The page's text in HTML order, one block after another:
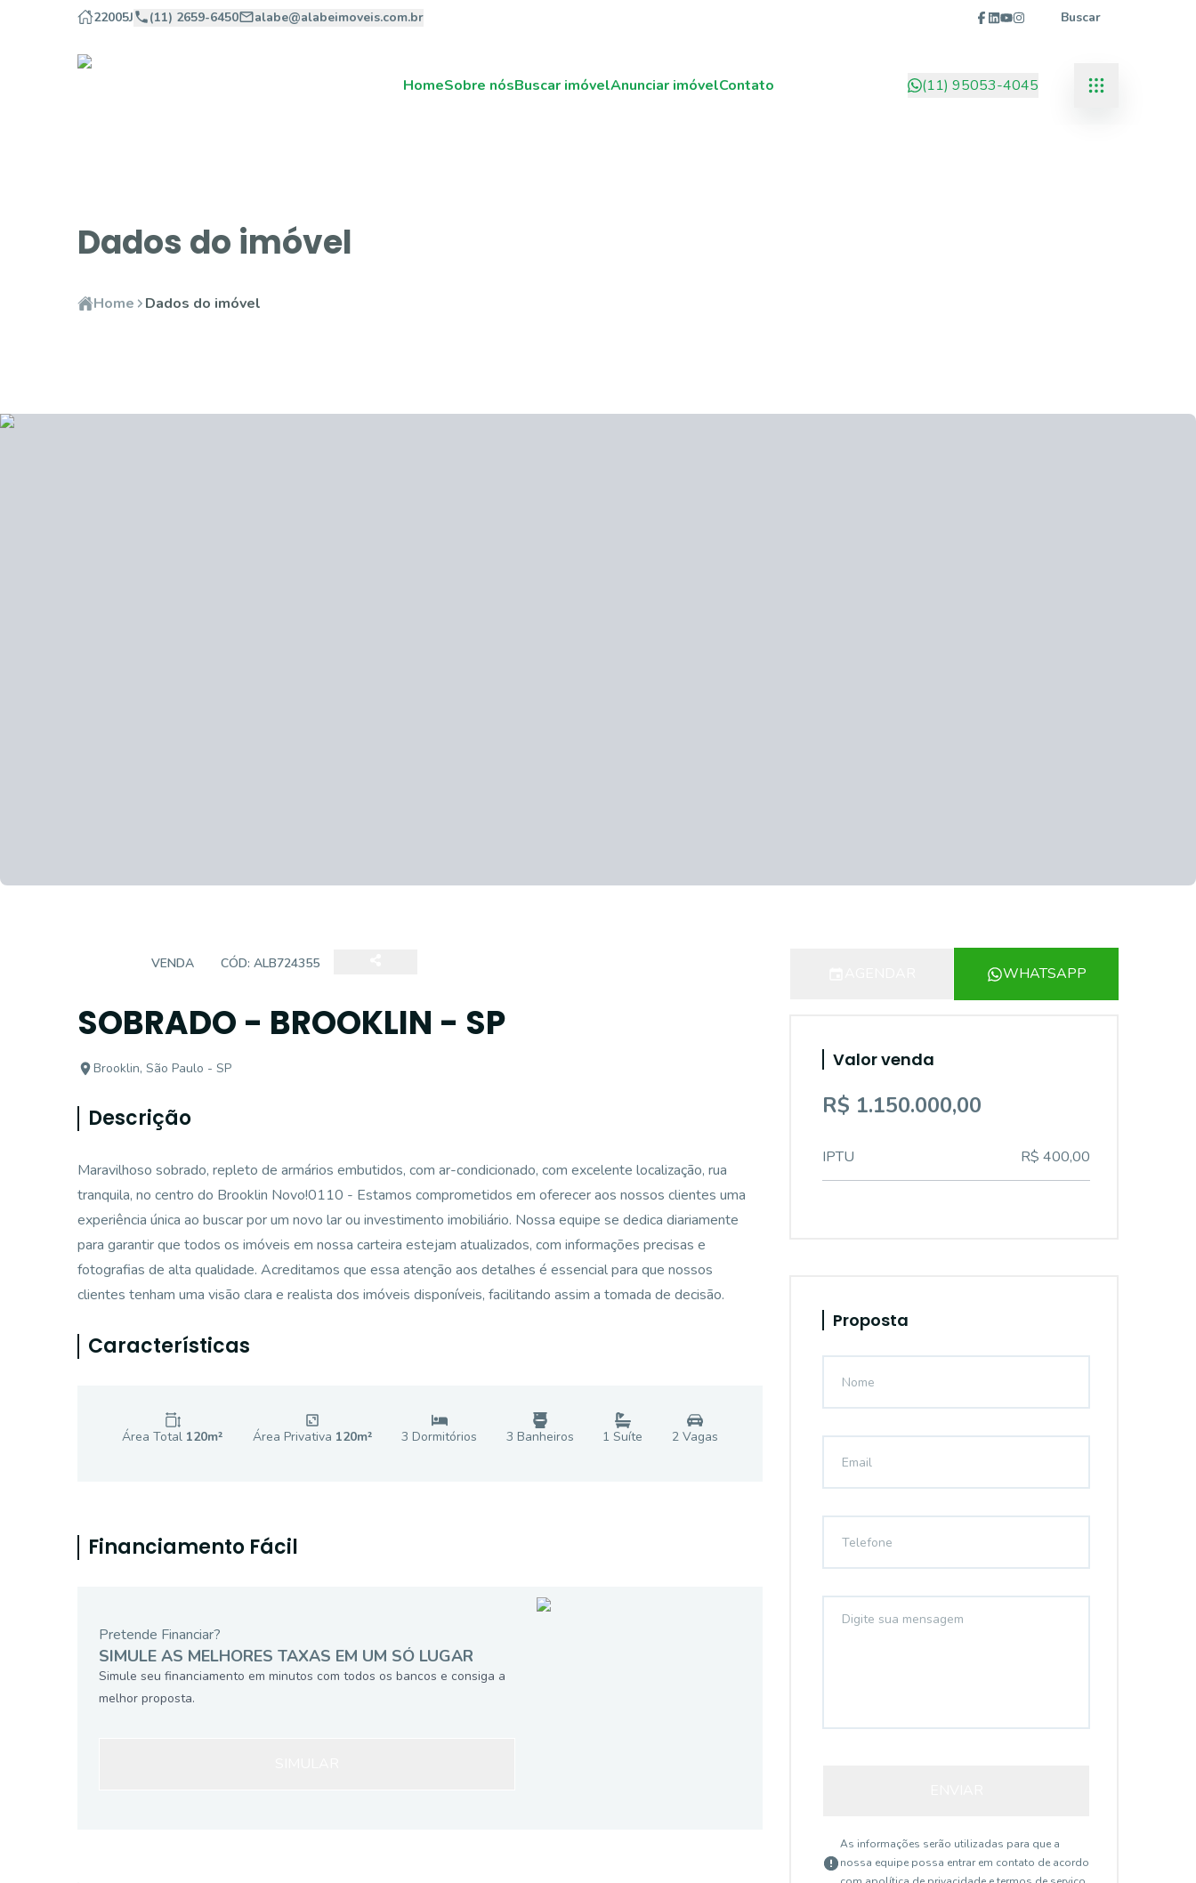
22005J (11) 2659-6450 alabe@alabeimoveis.com.br Buscar
HomeSobre nósBuscar imóvelAnunciar imóvelContato (11) 95053-4045
Dados do imóvel
Home Dados do imóvel
VENDA CÓD: ALB724355
SOBRADO - BROOKLIN - SP
Brooklin, São Paulo - SP
Descrição
Maravilhoso sobrado, repleto de armários embutidos, com ar-condicionado, com excelente localização, rua
tranquila, no centro do Brooklin Novo!0110 - Estamos comprometidos em oferecer aos nossos clientes uma
experiência única ao buscar por um novo lar ou investimento imobiliário. Nossa equipe se dedica diariamente
para garantir que todos os imóveis em nossa carteira estejam atualizados, com informações precisas e
fotografias de alta qualidade. Acreditamos que essa atenção aos detalhes é essencial para que nossos
clientes tenham uma visão clara e realista dos imóveis disponíveis, facilitando assim a tomada de decisão.
Características
Área Total 120m² Área Privativa 120m² 3 Dormitórios 3 Banheiros 1 Suíte 2Vagas
Financiamento Fácil
Pretende Financiar?
SIMULE AS MELHORES TAXAS EM UM SÓ LUGAR
Simule seu financiamento em minutos com todos os bancos e consiga a
melhor proposta.
WHATSAPP
Valor venda
R$ 1.150.000,00
IPTU R$ 400,00
Proposta
As informações serão utilizadas para que a
nossa equipe possa entrar em contato de acordo